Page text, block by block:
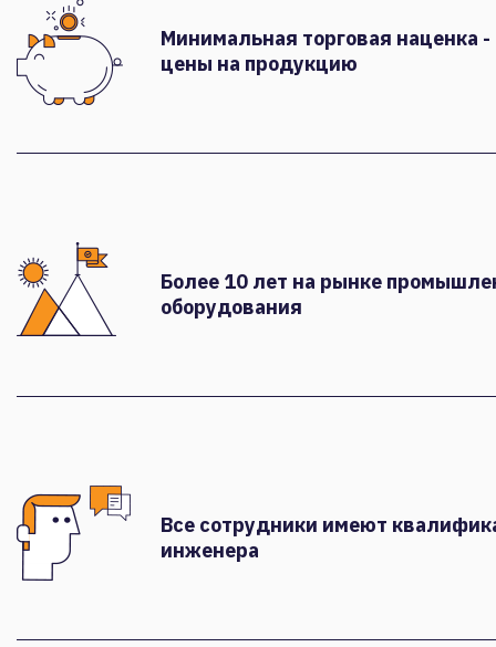
Минимальная торговая наценка
цены на продукцию
Более 10 лет на рынке
оборудования
Все сотрудники имеют
инженера